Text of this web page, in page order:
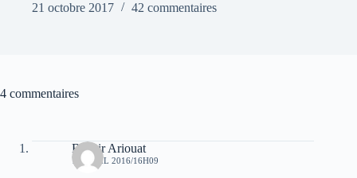
21 octobre 2017
42 commentaires
4 commentaires
Bachir Ariouat
10 AVRIL 2016/16H09